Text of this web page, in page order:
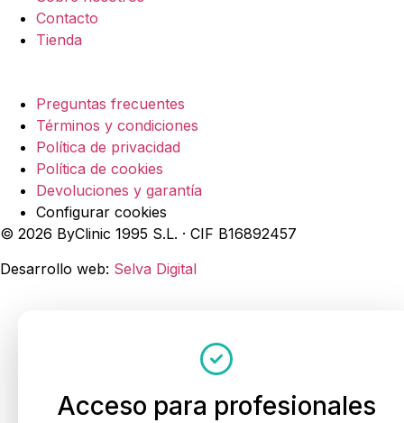
Contacto
Tienda
Preguntas frecuentes
Términos y condiciones
Política de privacidad
Política de cookies
Devoluciones y garantía
Configurar cookies
© 2026 ByClinic 1995 S.L. · CIF B16892457
Desarrollo web: Selva Digital
Acceso para profesionales